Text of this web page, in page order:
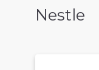
Nestle